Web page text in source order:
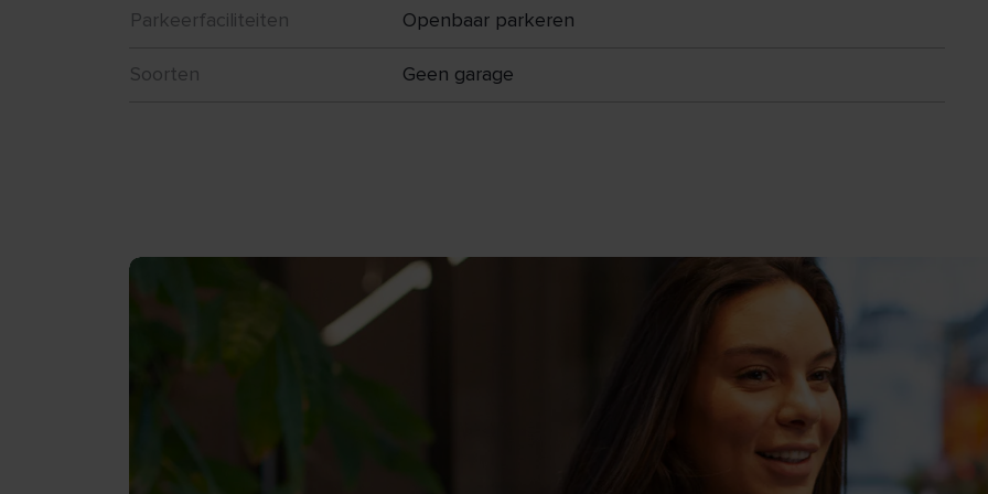
Parkeerfaciliteiten Openbaar parkeren
Soorten Geen garage